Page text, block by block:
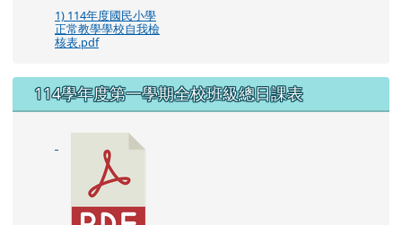
1) 114年度國民小學
正常教學學校自我檢
核表.pdf
114學年度第一學期全校班級總日課表